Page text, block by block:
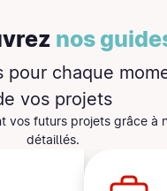
nos
pour chaque
vos projets
vos futurs projets grâce à
détaillés.